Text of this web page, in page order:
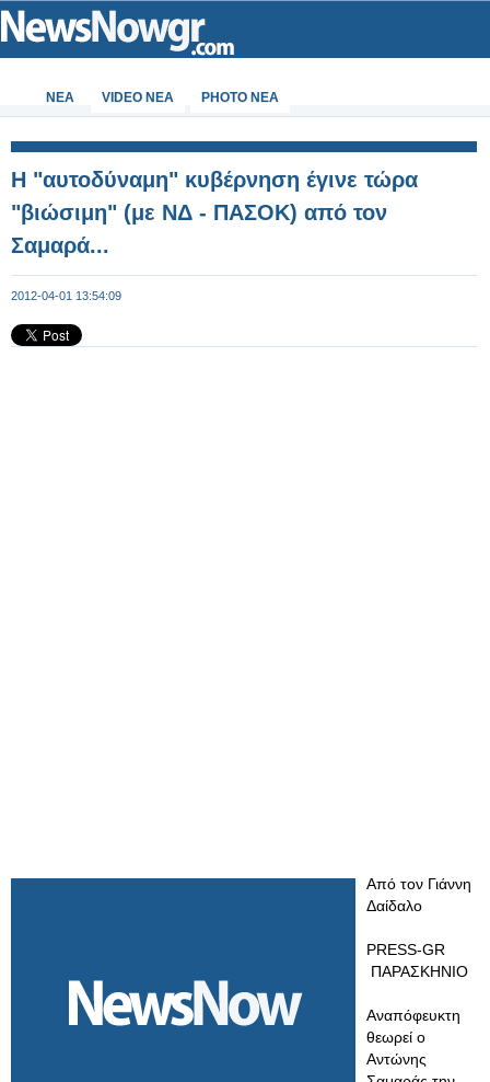
ΝΕΑ VIDEO NEA PHOTO NEA
Η "αυτοδύναμη" κυβέρνηση έγινε τώρα
"βιώσιμη" (με ΝΔ - ΠΑΣΟΚ) από τον
Σαμαρά...
2012-04-01 13:54:09
Από τον Γιάννη
Δαίδαλο
PRESS-GR
ΠΑΡΑΣΚΗΝΙΟ
Αναπόφευκτη
θεωρεί ο
Αντώνης